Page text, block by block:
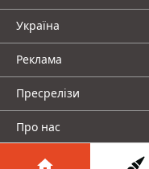
Україна
Реклама
Пресрелізи
Про нас